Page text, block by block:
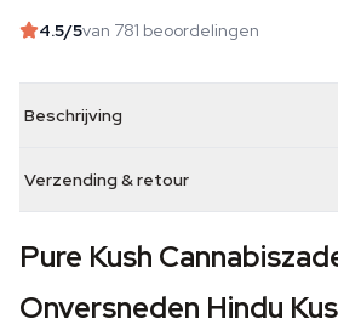
4.5/5van 781 beoordelingen
Beschrijving
Verzending & retour
Pure Kush
Onversneden Hindu